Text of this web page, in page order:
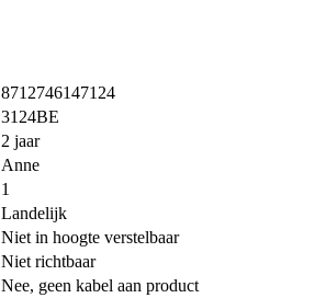
8712746147124
3124BE
2 jaar
Anne
1
Landelijk
Niet in hoogte verstelbaar
Niet richtbaar
Nee, geen kabel aan product